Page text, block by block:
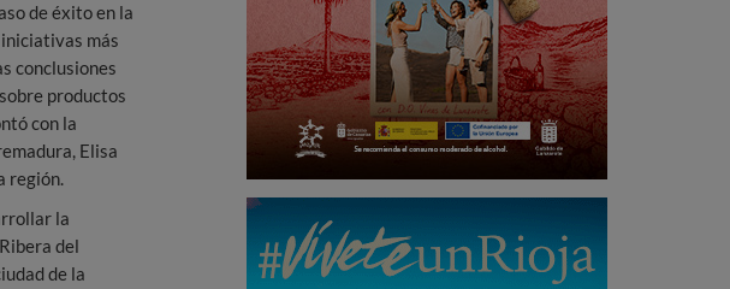
de éxito en la
más
conclusiones
productos
con la
Elisa
región.
la
del
de la